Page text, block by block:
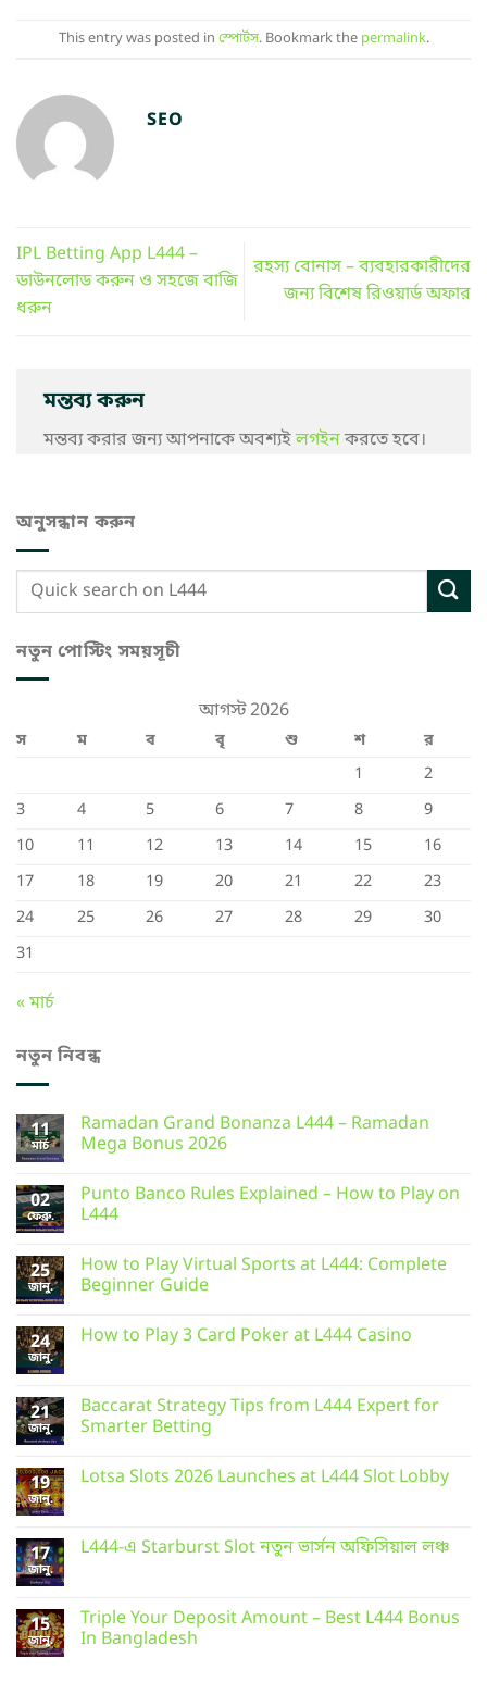
This entry was posted in স্পোর্টস. Bookmark the permalink.
SEO
IPL Betting App L444 –
ডাউনলোড করুন ও সহজে বাজি
ধরুন
রহস্য বোনাস – ব্যবহারকারীদের
জন্য বিশেষ রিওয়ার্ড অফার
মন্তব্য করুন
মন্তব্য করার জন্য আপনাকে অবশ্যইলগইনকরতে হবে।
অনুসন্ধান করুন
নতুন পোস্টিং সময়সূচী
আগস্ট 2026
স ম ব বৃ শু শ
র
1
2
3
4 5 6 7 8
9
10
11 12 13 14 15
16
17
18 19 20 21 22
23
24
25 26 27 28 29
30
31
« মার্চ
নতুন নিবন্ধ
11
মার্চ
Ramadan Grand Bonanza L444 – Ramadan
Mega Bonus 2026
02
ফেব্রু.
Punto Banco Rules Explained – How to Play on
L444
25
জানু.
How to Play Virtual Sports at L444: Complete
Beginner Guide
24
জানু.
How to Play 3 Card Poker at L444 Casino
21
জানু.
Baccarat Strategy Tips from L444 Expert for
Smarter Betting
19
জানু.
Lotsa Slots 2026 Launches at L444 Slot Lobby
17
জানু.
L444-এ Starburst Slot নতুন ভার্সন অফিসিয়াল লঞ্চ
15
জানু.
Triple Your Deposit Amount – Best L444 Bonus
In Bangladesh